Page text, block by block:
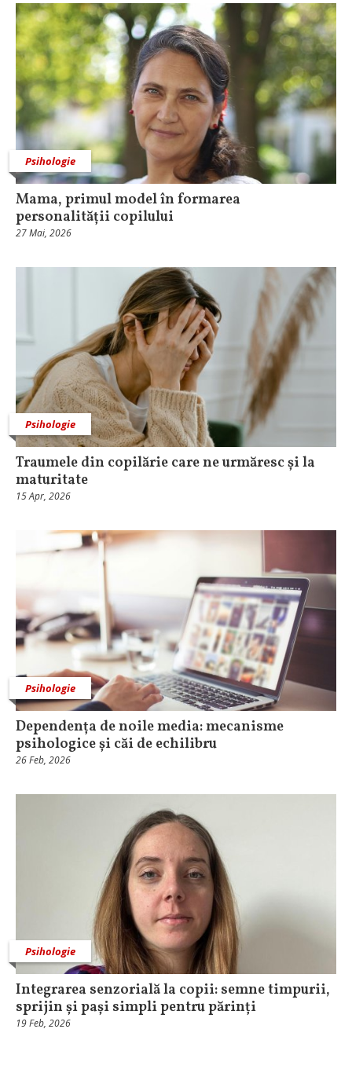
Psihologie
Mama, primul model în formarea
personalității copilului
27 Mai, 2026
Psihologie
Traumele din copilărie care ne urmăresc și la
maturitate
15 Apr, 2026
Psihologie
Dependența de noile media: mecanisme
psihologice și căi de echilibru
26 Feb, 2026
Psihologie
Integrarea senzorială la copii: semne timpurii,
sprijin și pași simpli pentru părinți
19 Feb, 2026